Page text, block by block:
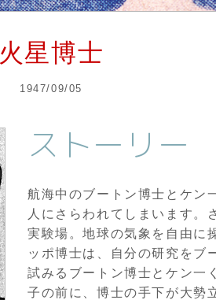
火星博士
1947/09/05
ストーリー
航海中のブートン博士とケン
人にさらわれてしまいます。
実験場。地球の気象を自由に
ッポ博士は、自分の研究をブ
試みるブートン博士とケン一
子の前に、博士の手下が大勢